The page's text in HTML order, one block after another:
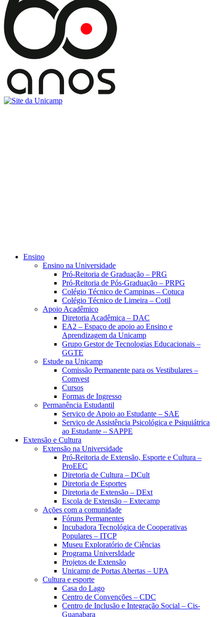
Ensino
Ensino na Universidade
Pró-Reitoria de Graduação – PRG
Pró-Reitoria de Pós-Graduação – PRPG
Colégio Técnico de Campinas – Cotuca
Colégio Técnico de Limeira – Cotil
Apoio Acadêmico
Diretoria Acadêmica – DAC
EA2 – Espaço de apoio ao Ensino e
Aprendizagem da Unicamp
Grupo Gestor de Tecnologias Educacionais –
GGTE
Estude na Unicamp
Comissão Permanente para os Vestibulares –
Comvest
Cursos
Formas de Ingresso
Permanência Estudantil
Serviço de Apoio ao Estudante – SAE
Serviço de Assistência Psicológica e Psiquiátrica
ao Estudante – SAPPE
Extensão e Cultura
Extensão na Universidade
Pró-Reitoria de Extensão, Esporte e Cultura –
ProEEC
Diretoria de Cultura – DCult
Diretoria de Esportes
Diretoria de Extensão – DExt
Escola de Extensão – Extecamp
Ações com a comunidade
Fóruns Permanentes
Incubadora Tecnológica de Cooperativas
Populares – ITCP
Museu Exploratório de Ciências
Programa UniversIdade
Projetos de Extensão
Unicamp de Portas Abertas – UPA
Cultura e esporte
Casa do Lago
Centro de Convenções – CDC
Centro de Inclusão e Integração Social – Cis-
Guanabara